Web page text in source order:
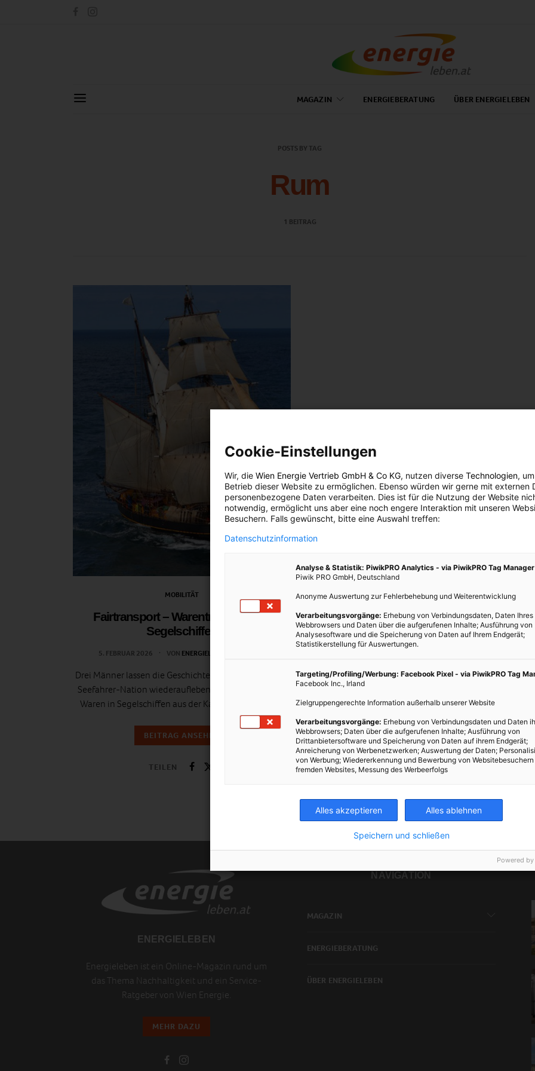
MAGAZIN ENERGIEBERATUNG ÜBER ENERGIELEBEN
POSTS BY TAG
Rum
1 BEITRAG
MOBILITÄT
Fairtransport – Warentransport mit
Segelschiffen
5. FEBRUAR 2026 VON ENERGIELEBEN REDAKTION
Drei Männer lassen die Geschichte der Niederlande als
Seefahrer-Nation wiederaufleben und transportieren
Waren in Segelschiffen aus der Karibik nach Europa.
BEITRAG ANSEHEN
TEILEN
ENERGIELEBEN
Energieleben ist ein Online-Magazin rund um
das Thema Nachhaltigkeit und ein Service-
Ratgeber von Wien Energie.
MEHR DAZU
NAVIGATION
MAGAZIN
ENERGIEBERATUNG
ÜBER ENERGIELEBEN
Cookie-Einstellungen
Wir, die Wien Energie Vertrieb GmbH & Co KG, nutzen diverse Technologien,
Betrieb dieser Website zu ermöglichen. Ebenso würden wir gerne mit externen
personenbezogene Daten verarbeiten. Dies ist für die Nutzung der Website
notwendig, ermöglicht uns aber eine noch engere Interaktion mit unseren
Besuchern. Falls gewünscht, bitte eine Auswahl treffen:
Datenschutzinformation
Analyse & Statistik: PiwikPRO Analytics - via PiwikPRO Tag Manager
Piwik PRO GmbH, Deutschland
Anonyme Auswertung zur Fehlerbehebung und Weiterentwicklung
Verarbeitungsvorgänge: Erhebung von Verbindungsdaten, Daten Ihres
Webbrowsers und Daten über die aufgerufenen Inhalte; Ausführung von
Analysesoftware und die Speicherung von Daten auf Ihrem Endgerät;
Statistikerstellung für Auswertungen.
Targeting/Profiling/Werbung: Facebook Pixel - via PiwikPRO Tag
Facebook Inc., Irland
Zielgruppengerechte Information außerhalb unserer Website
Verarbeitungsvorgänge: Erhebung von Verbindungsdaten und Daten
Webbrowsers; Daten über die aufgerufenen Inhalte; Ausführung von
Drittanbietersoftware und Speicherung von Daten auf ihrem Endgerät;
Anreicherung von Werbenetzwerken; Auswertung der Daten;
von Werbung; Wiedererkennung und Bewerbung von
fremden Websites, Messung des Werbeerfolgs
Alles akzeptieren Alles ablehnen
Speichern und schließen
Powered by